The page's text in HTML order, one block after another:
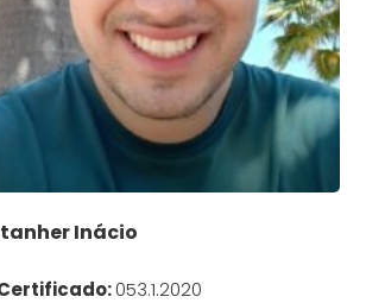
Inácio
053.1.2020